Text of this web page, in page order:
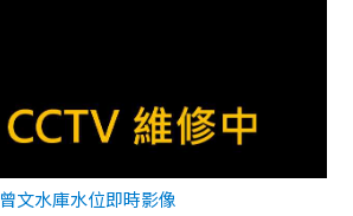
曾文水庫水位即時影像